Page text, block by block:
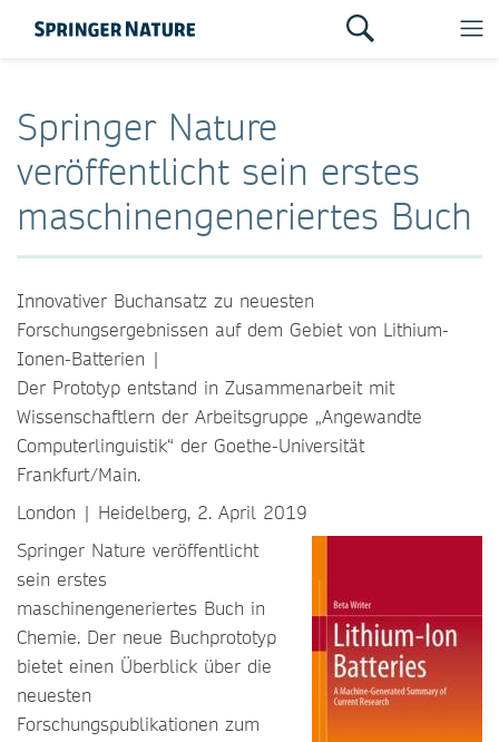
Springer Nature
veröffentlicht sein erstes
maschinengeneriertes Buch
Innovativer Buchansatz zu neuesten
Forschungsergebnissen auf dem Gebiet von Lithium-
Ionen-Batterien |
Der Prototyp entstand in Zusammenarbeit mit
Wissenschaftlern der Arbeitsgruppe „Angewandte
Computerlinguistik“ der Goethe-Universität
Frankfurt/Main.
London | Heidelberg, 2. April 2019
Springer Nature veröffentlicht
sein erstes
maschinengeneriertes Buch in
Chemie. Der neue Buchprototyp
bietet einen Überblick über die
neuesten
Forschungspublikationen zum